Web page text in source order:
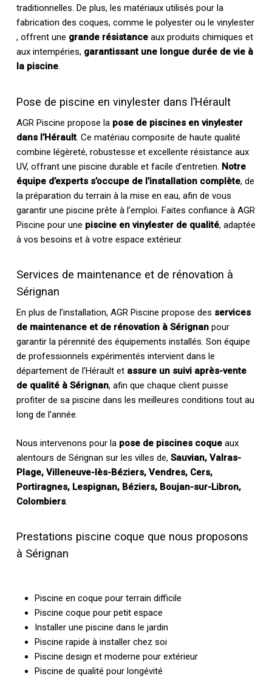
traditionnelles. De plus, les matériaux utilisés pour la
fabrication des coques, comme le polyester ou le vinylester
, offrent une grande résistanceaux produits chimiques et
aux intempéries, garantissant une longue durée de vie à
la piscine.
Pose de piscine en vinylester dans l’Hérault
AGR Piscine propose la pose de piscines en vinylester
dans l’Hérault. Ce matériau composite de haute qualité
combine légèreté, robustesse et excellente résistance aux
UV, offrant une piscine durable et facile d’entretien. Notre
équipe d’experts s’occupe de l’installation complète, de
la préparation du terrain à la mise en eau, afin de vous
garantir une piscine prête à l’emploi. Faites confiance à AGR
Piscine pour une piscine en vinylester de qualité, adaptée
à vos besoins et à votre espace extérieur.
Services de maintenance et de rénovation à
Sérignan
En plus de l’installation, AGR Piscine propose des services
de maintenance et de rénovation à Sérignanpour
garantir la pérennité des équipements installés. Son équipe
de professionnels expérimentés intervient dans le
département de l’Hérault et assure un suivi après-vente
de qualité à Sérignan, afin que chaque client puisse
profiter de sa piscine dans les meilleures conditions tout au
long de l’année.
Nous intervenons pour la pose de piscines coqueaux
alentours de Sérignan sur les villes de, Sauvian, Valras-
Plage, Villeneuve-lès-Béziers, Vendres, Cers,
Portiragnes, Lespignan, Béziers, Boujan-sur-Libron,
Colombiers.
Prestations piscine coque que nous proposons
à Sérignan
Piscine en coque pour terrain difficile
Piscine coque pour petit espace
Installer une piscine dans le jardin
Piscine rapide à installer chez soi
Piscine design et moderne pour extérieur
Piscine de qualité pour longévité